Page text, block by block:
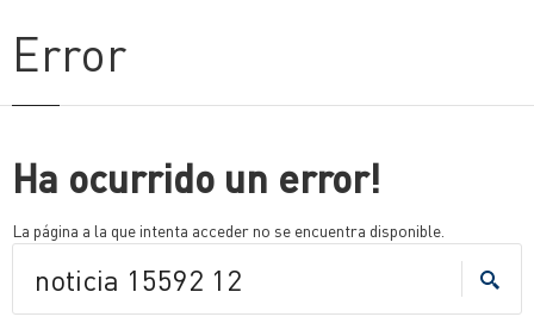
Error
Ha ocurrido un error!
La página a la que intenta acceder no se encuentra disponible.